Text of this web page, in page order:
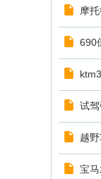
摩
690
试
越
宝